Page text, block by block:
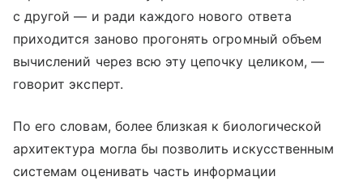
с другой — и ради каждого нового ответа
приходится заново прогонять огромный объем
вычислений через всю эту цепочку целиком, —
говорит эксперт.
По его словам, более близкая к биологической
архитектура могла бы позволить искусственным
системам оценивать часть информации